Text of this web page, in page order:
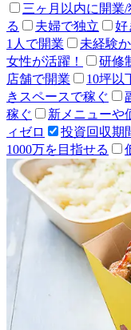
三ヶ月以内に開業/
る
夫婦で独立 好
1人で開業
未経験
女性が活躍！
研修
店舗で開業
10坪以
きスペースで稼ぐ
稼ぐ
新メニューや
ィゼロ
投資回収期
1000万を目指せる